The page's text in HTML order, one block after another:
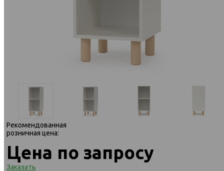
Рекомендованная
розничная цена:
Цена по запросу
Заказать